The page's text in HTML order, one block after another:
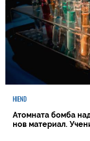
HIEND
Атомната бомба
нов материал.